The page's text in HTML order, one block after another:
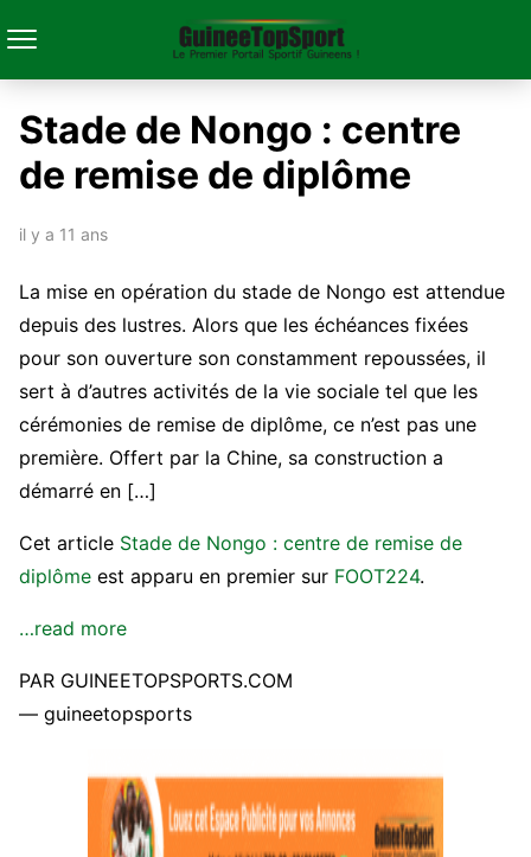
Stade de Nongo : centre
de remise de diplôme
il y a 11 ans
La mise en opération du stade de Nongo est attendue
depuis des lustres. Alors que les échéances fixées
pour son ouverture son constamment repoussées, il
sert à d’autres activités de la vie sociale tel que les
cérémonies de remise de diplôme, ce n’est pas une
première. Offert par la Chine, sa construction a
démarré en […]
Cet article Stade de Nongo : centre de remise de
diplôme est apparu en premier sur FOOT224.
…read more
PAR GUINEETOPSPORTS.COM
— guineetopsports